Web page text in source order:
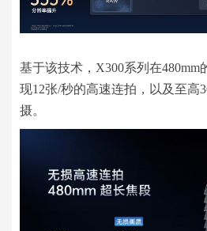
基于该技术，X300系列在
现12张/秒的高速连拍，以及至高
摄。